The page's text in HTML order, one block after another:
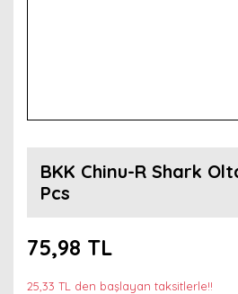
BKK Chinu-R Shark
Pcs
75,98 TL
25,33 TL den başlayan taksitlerle!!